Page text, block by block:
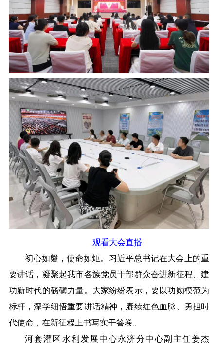
观看大会直播
初心如磐，使命如炬。习近平总书记在大会上的重
要讲话，凝聚起我市各族党员干部群众奋进新征程、建
功新时代的磅礴力量。大家纷纷表示，要以功勋模范为
标杆，深学细悟重要讲话精神，赓续红色血脉、勇担时
代使命，在新征程上书写实干答卷。
河套灌区水利发展中心永济分中心副主任姜杰